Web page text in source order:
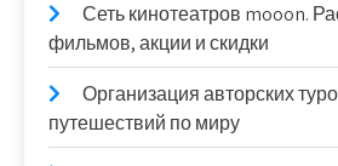
Сеть кинотеатров mooon.
фильмов, акции и скидки
Организация авторских
путешествий по миру